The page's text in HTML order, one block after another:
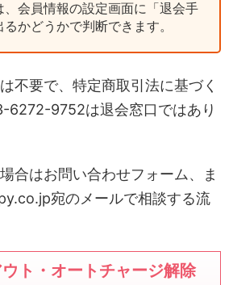
、会員情報の設定画面に「退会手
かどうかで判断できます。
不要で、特定商取引法に基づく
6272-9752は退会窓口ではあり
合はお問い合わせフォーム、ま
宛のメールで相談する流
ト・オートチャージ解除